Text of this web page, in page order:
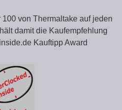
von Thermaltake auf jeden
damit die Kaufempfehlung
Kauftipp Award